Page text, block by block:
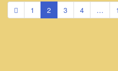
1 2 3 4 …